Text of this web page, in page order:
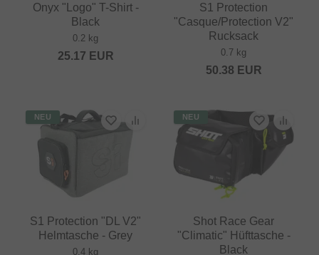
Onyx "Logo" T-Shirt -
Black
0.2 kg
25.17 EUR
S1 Protection
"Casque/Protection V2"
Rucksack
0.7 kg
50.38 EUR
NEU
S1 Protection "DL V2"
Helmtasche - Grey
0.4 kg
NEU
Shot Race Gear
"Climatic" Hüfttasche -
Black